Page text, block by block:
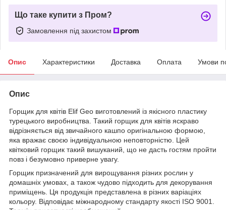
Що таке купити з Пром?
Замовлення під захистом
Опис Характеристики Доставка Оплата Умови
Опис
Горщик для квітів Elif Geo виготовлений із якісного пластику
турецького виробництва. Такий горщик для квітів яскраво
відрізняється від звичайного кашпо оригінальною формою,
яка вражає своєю індивідуальною неповторністю. Цей
квітковий горщик такий вишуканий, що не дасть гостям пройти
повз і безумовно приверне увагу.
Горщик призначений для вирощування різних рослин у
домашніх умовах, а також чудово підходить для декорування
приміщень. Ця продукція представлена в різних варіаціях
кольору. Відповідає міжнародному стандарту якості ISO 9001.